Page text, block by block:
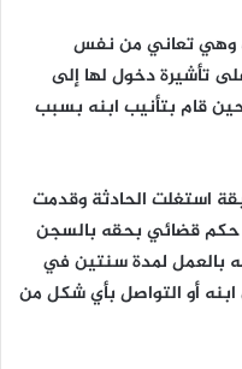
وهي تعاني من نفس
تأشيرة دخول لها إلى
قام بتأنيب ابنه بسبب
استغلت الحادثة وقدمت
حكم قضائي بحقه بالسجن
بالعمل لمدة سنتين في
ابنه أو التواصل بأي شكل من